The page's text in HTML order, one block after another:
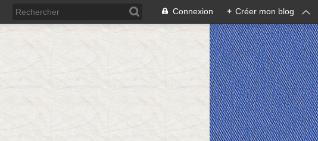
Connexion + Créer mon blog